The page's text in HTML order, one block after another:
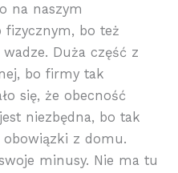
na naszym
bo też
Duża część z
bo firmy tak
się, że obecność
niezbędna, bo tak
z domu.
minusy. Nie ma tu